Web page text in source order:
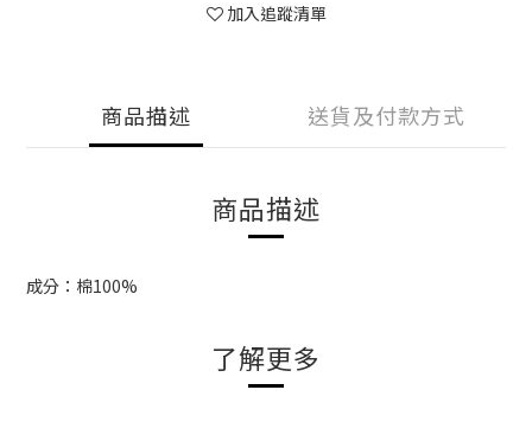
加入追蹤清單
商品描述 送貨及付款方式
商品描述
成分：棉100%
了解更多